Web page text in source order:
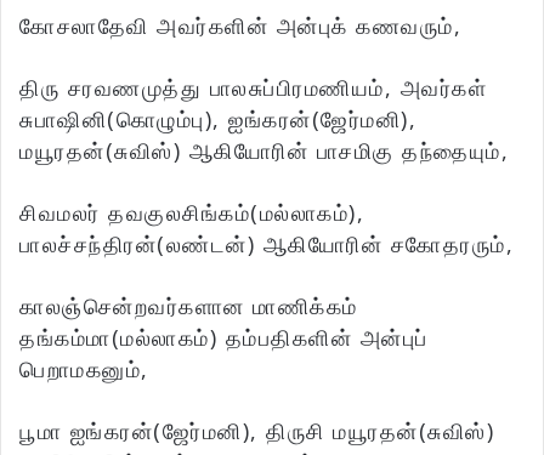
கோசலாதேவி அவர்களின் அன்புக் கணவரும்,
திரு சரவணமுத்து பாலசுப்பிரமணியம், அவர்கள்
சுபாஷினி(கொழும்பு), ஐங்கரன்(ஜேர்மனி),
மயூரதன்(சுவிஸ்) ஆகியோரின் பாசமிகு தந்தையும்,
சிவமலர் தவகுலசிங்கம்(மல்லாகம்),
பாலச்சந்திரன்(லண்டன்) ஆகியோரின் சகோதரரும்,
காலஞ்சென்றவர்களான மாணிக்கம்
தங்கம்மா(மல்லாகம்) தம்பதிகளின் அன்புப்
பெறாமகனும்,
பூமா ஐங்கரன்(ஜேர்மனி), திருசி மயூரதன்(சுவிஸ்)